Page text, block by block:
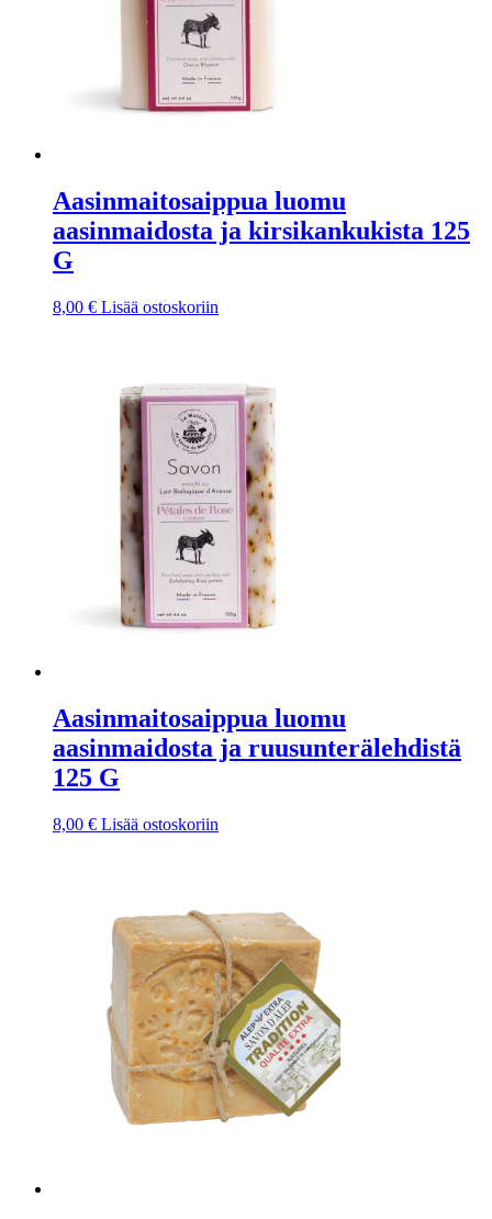
Aasinmaitosaippua luomu
aasinmaidosta ja kirsikankukista 125
G
8,00 € Lisää ostoskoriin
Aasinmaitosaippua luomu
aasinmaidosta ja ruusunterälehdistä
125 G
8,00 € Lisää ostoskoriin